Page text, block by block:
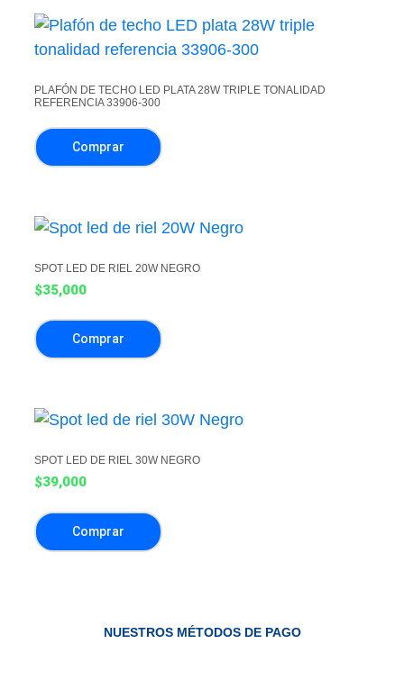
PLAFÓN DE TECHO LED PLATA 28W TRIPLE TONALIDAD
REFERENCIA 33906-300
Comprar
SPOT LED DE RIEL 20W NEGRO
$35,000
Comprar
SPOT LED DE RIEL 30W NEGRO
$39,000
Comprar
NUESTROS MÉTODOS DE PAGO